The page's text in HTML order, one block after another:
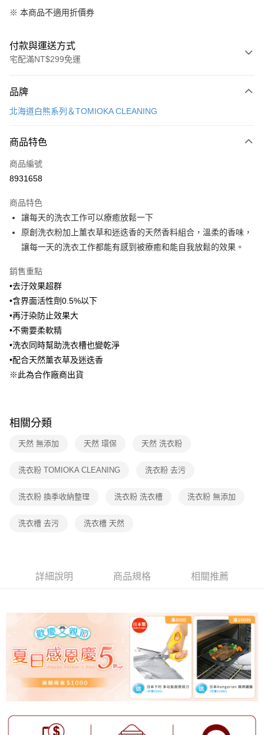
※ 本商品不適用折價券
付款與運送方式
宅配滿NT$299免運
信用卡一次付款
Apple Pay
悠遊付
全盈+PAY
大哥付你分期
相關說明
1.本服務由台灣大哥大提供，台灣大哥大用戶可立即使用無須另外申請。
流程，驗證手機門號後，選擇欲分期的期數、繳款截止日，確認付款後即完
成交易。
3.實際核准額度、可分期數及費用金額請依後續交易確認頁面所載為準。
4.訂單成立30分鐘內，如未前往確認交易或遇審核未通過，訂單將自動取
消。如遇「轉專審核」未通過狀況，表示未達大哥付你分期系統評分，恕無
法說明評估內容。
1.分期款項不併入電信帳單，「大哥付你分期」於每月結算日後寄送繳費提
醒簡訊。
【注意事項】
1.本服務係由「台灣大哥大股份有限公司」（以下簡稱本公司）所提供，讓
用戶於交易時，得透過本服務購買商品或服務，並由商店將買賣／分期付款
買賣價金債權讓與本公司後，依約使用本公司帳單繳交帳款。
資料（包含姓名、電話或地址）提供予台灣大哥大進項蒐集、處理及利用，
3.完整用戶服務條款，請詳閱以下連結： https://oppay.tw/userRule
ATM付款
運送方式
宅配【父親節大回饋】限時$299免運
每筆NT$150，滿NT$299(含以上)免運費
品牌
北海道白熊系列＆TOMIOKA CLEANING
商品特色
商品編號
8931658
商品特色
讓每天的洗衣工作可以療癒放鬆一下
原創洗衣粉加上薰衣草和迷迭香的天然香料組合，溫柔的香味，
讓每一天的洗衣工作都能有感到被療癒和能自我放鬆的效果。
銷售重點
•去汙效果超群
•含界面活性劑0.5%以下
•再汙染防止效果大
•不需要柔軟精
•洗衣同時幫助洗衣槽也變乾淨
•配合天然薰衣草及迷迭香
※此為合作廠商出貨
相關分類
天然 無添加 天然 環保 天然 洗衣粉
洗衣粉 TOMIOKA CLEANING 洗衣粉 去污
洗衣粉 換季收納整理 洗衣粉 洗衣槽 洗衣粉 無添加
洗衣槽 去污 洗衣槽 天然
詳細說明 商品規格 相關推薦